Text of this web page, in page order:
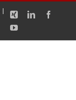
Xing LinkedIn
YouTube